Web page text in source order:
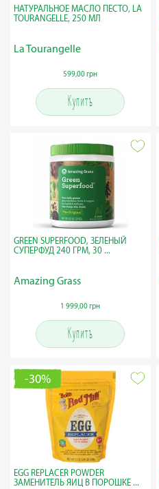
НАТУРАЛЬНОЕ МАСЛО ПЕСТО, LA
TOURANGELLE, 250 МЛ
La Tourangelle
599,00 грн
Купить
GREEN SUPERFOOD, ЗЕЛЕНЫЙ
СУПЕРФУД 240 ГРМ, 30 ...
Amazing Grass
1 999,00 грн
Купить
-30%
EGG REPLACER POWDER
ЗАМЕНИТЕЛЬ ЯИЦ В ПОРОШКЕ ...